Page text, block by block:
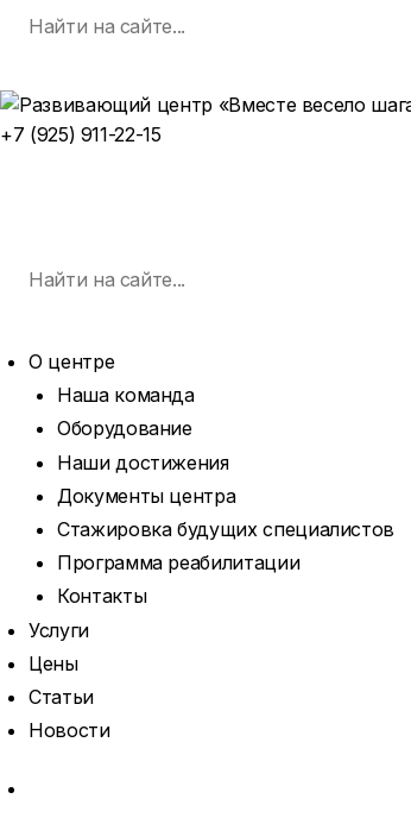
Skip
+7 (925) 911-22-15
О центре
Наша команда
Оборудование
Наши достижения
Документы центра
Стажировка будущих специалистов
Программа реабилитации
Контакты
Услуги
Цены
Статьи
Новости